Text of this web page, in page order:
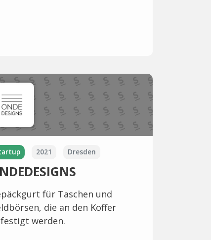
2021 Dresden
für Taschen und
die an den Koffer
werden.